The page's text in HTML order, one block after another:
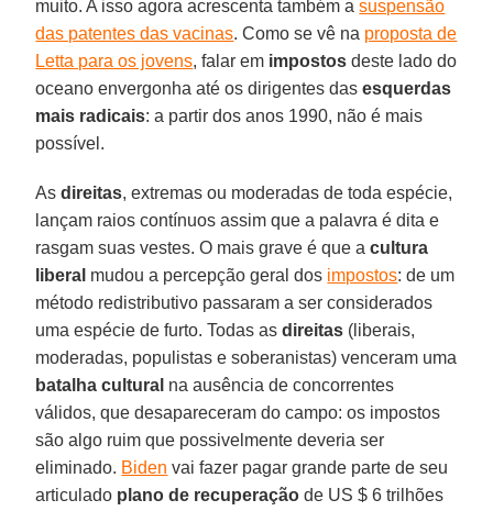
muito. A isso agora acrescenta também asuspensão
das patentes das vacinas. Como se vê na proposta de
Letta para os jovens, falar em impostos deste lado do
oceano envergonha até os dirigentes dasesquerdas
mais radicais: a partir dos anos 1990, não é mais
possível.
Asdireitas, extremas ou moderadas de toda espécie,
lançam raios contínuos assim que a palavra é dita e
rasgam suas vestes. O mais grave é que acultura
liberal mudou a percepção geral dos impostos: de um
método redistributivo passaram a ser considerados
uma espécie de furto. Todas asdireitas (liberais,
moderadas, populistas e soberanistas) venceram uma
batalha cultural na ausência de concorrentes
válidos, que desapareceram do campo: os impostos
são algo ruim que possivelmente deveria ser
eliminado. Biden vai fazer pagar grande parte de seu
articulado plano de recuperação de US $ 6 trilhões